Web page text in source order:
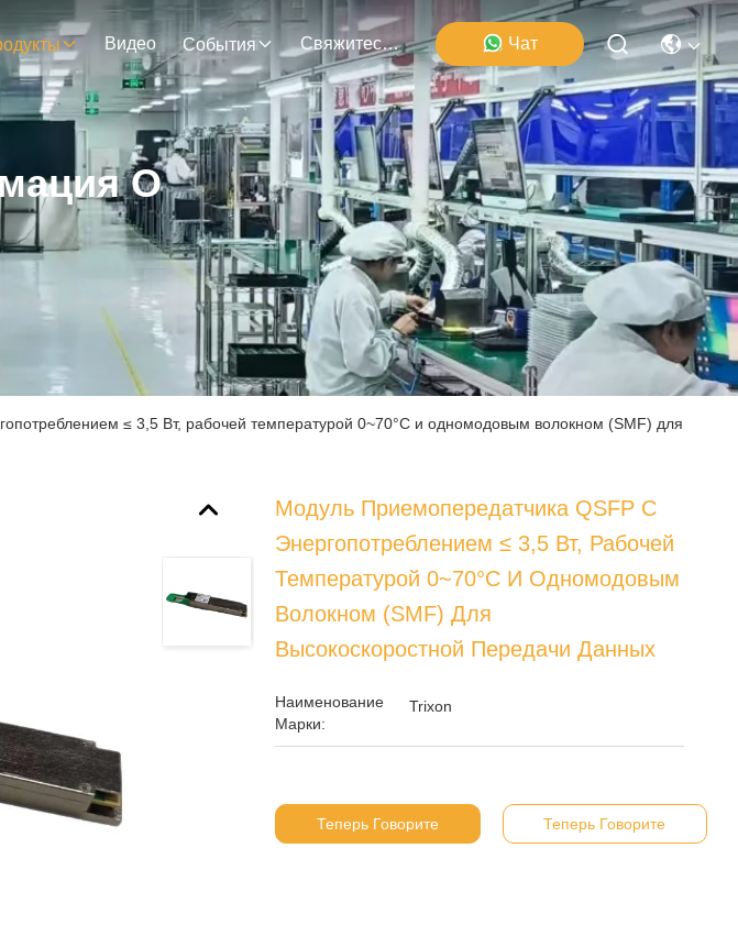
Видео События Свяжитесь Мы Чат
О
≤ 3,5 Вт, рабочей температурой 0~70°C и одномодовым волокном (SMF) для
Модуль Приемопередатчика QSFP С
Энергопотреблением ≤ 3,5 Вт, Рабочей
Температурой 0~70°C И Одномодовым
Волокном (SMF) Для
Высокоскоростной Передачи Данных
Наименование
Марки:
Trixon
Теперь Говорите Теперь Говорите